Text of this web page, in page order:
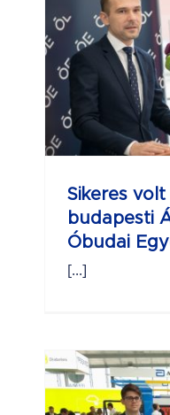
Sikeres
budapesti
Óbudai
[...]